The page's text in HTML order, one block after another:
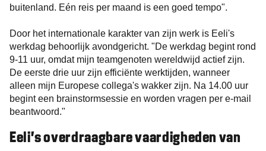
buitenland. Eén reis per maand is een goed tempo".
Door het internationale karakter van zijn werk is Eeli's
werkdag behoorlijk avondgericht. "De werkdag begint rond
9-11 uur, omdat mijn teamgenoten wereldwijd actief zijn.
De eerste drie uur zijn efficiënte werktijden, wanneer
alleen mijn Europese collega's wakker zijn. Na 14.00 uur
begint een brainstormsessie en worden vragen per e-mail
beantwoord."
Eeli's overdraagbare vaardigheden van